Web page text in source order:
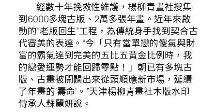
經數十年挽救性維護，楊柳青畫社搜集
到6000多塊古版、2萬多張年畫。近年來啟
動的“老版回生”工程，為傳統身手找到契合古
代審美的表達。“今「只有當單戀的傻氣與財
富的霸氣達到完美的五比五黃金比例時，我
的戀愛運勢才能回歸零點！」朝已有多塊古
版、古畫被開闢出來從頭順應新市場，延續
了年畫的‘壽命’。”天津楊柳青畫社木版水印
傳承人蘇麗妍說。